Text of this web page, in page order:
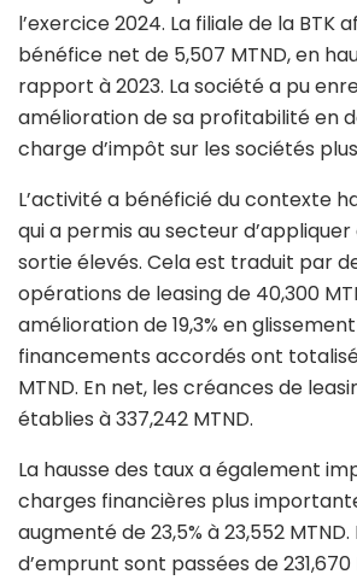
l’exercice 2024. La filiale de la BTK
bénéfice net de 5,507 MTND, en
rapport à 2023. La société a pu
amélioration de sa profitabilité en
charge d’impôt sur les sociétés
L’activité a bénéficié du contexte
qui a permis au secteur
sortie élevés. Cela est traduit par
opérations de leasing de 40,300
amélioration de 19,3% en
financements accordés ont
MTND. En net, les créances de
établies à 337,242 MTND.
La hausse des taux a également
charges financières plus
augmenté de 23,5% à 23,552
d’emprunt sont passées de 231,670